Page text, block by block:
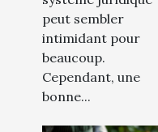
peut sembler
intimidant pour
beaucoup.
Cependant, une
bonne...